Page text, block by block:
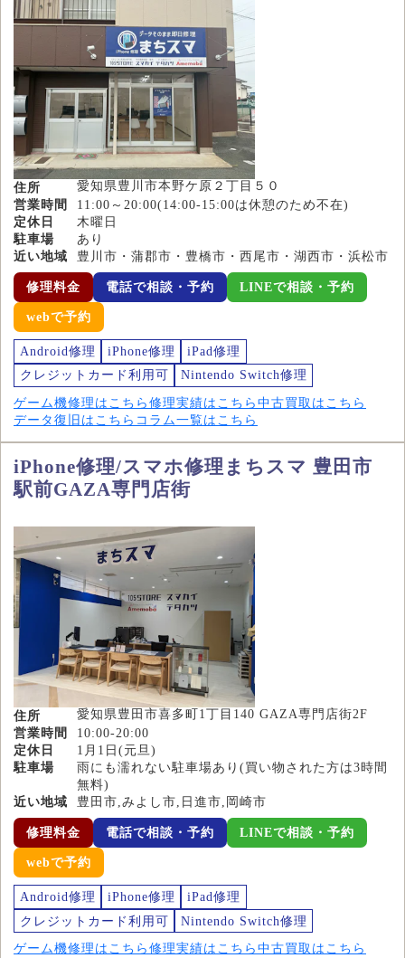
住所
愛知県豊川市本野ケ原２丁目５０
営業時間
11:00～20:00(14:00-15:00は休憩のため不在)
定休日
木曜日
駐車場
あり
近い地域
豊川市・蒲郡市・豊橋市・西尾市・湖西市・浜松市
修理料金 電話で相談・予約 LINEで相談・予約
webで予約
Android修理 iPhone修理
iPad修理
クレジットカード利用可
Nintendo Switch修理
ゲーム機修理はこちら 修理実績はこちら 中古買取はこちら
データ復旧はこちら コラム一覧はこちら
iPhone修理/スマホ修理まちスマ 豊田市
駅前GAZA専門店街
住所
愛知県豊田市喜多町1丁目140 GAZA専門店街2F
営業時間
10:00-20:00
定休日
1月1日(元旦)
駐車場
雨にも濡れない駐車場あり(買い物された方は3時間
無料)
近い地域
豊田市,みよし市,日進市,岡崎市
修理料金 電話で相談・予約 LINEで相談・予約
webで予約
Android修理 iPhone修理
iPad修理
クレジットカード利用可
Nintendo Switch修理
ゲーム機修理はこちら 修理実績はこちら 中古買取はこちら